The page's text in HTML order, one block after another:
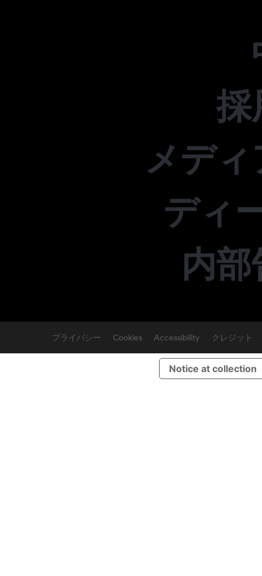
採
メデ
ディ
内
プライバシー Cookies Accessibility クレジット
Notice at collection